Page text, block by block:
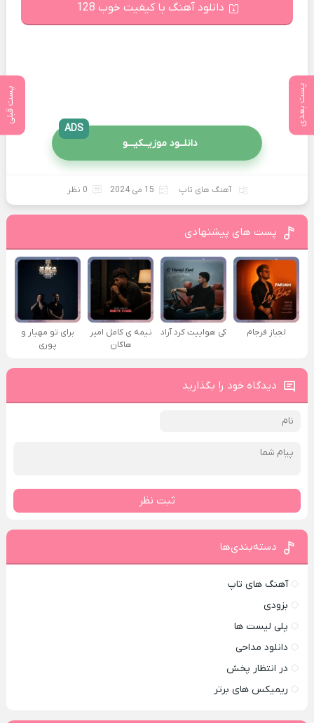
پست بعدی پست قبلی
دانلود آهنگ با کیفیت خوب 128
دانلــود موزیــکیـــو
ADS
آهنگ های تاپ 15 می 2024 0 نظر
پست های پیشنهادی
لجباز فرجام کی هواییت کرد آراد
نیمه ی کامل امیر
هاکان
برای تو مهیار و
پوری
دیدگاه خود را بگذارید
ثبت نظر
دسته‌بندی‌ها
آهنگ های تاپ
بزودی
پلی لیست ها
دانلود مداحی
در انتظار پخش
ریمیکس های برتر